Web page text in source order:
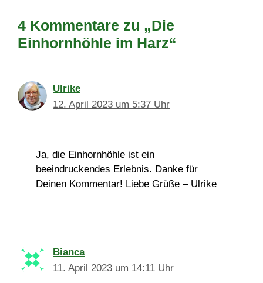
4 Kommentare zu „Die
Einhornhöhle im Harz“
Ulrike
12. April 2023 um 5:37 Uhr
Ja, die Einhornhöhle ist ein
beeindruckendes Erlebnis. Danke für
Deinen Kommentar! Liebe Grüße – Ulrike
Bianca
11. April 2023 um 14:11 Uhr